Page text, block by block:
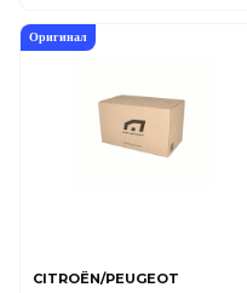
Оригинал
CITROËN/PEUGEOT